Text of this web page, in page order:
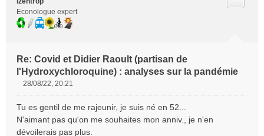
Econologue expert
Re: Covid et Didier Raoult (partisan de
l'Hydroxychloroquine) : analyses sur la pandémie
s
s
a
28/08/22, 20:21
Tu es gentil de me rajeunir, je suis né en 52...
N'aimant pas qu'on me souhaites mon anniv., je n'en
dévoilerais pas plus.